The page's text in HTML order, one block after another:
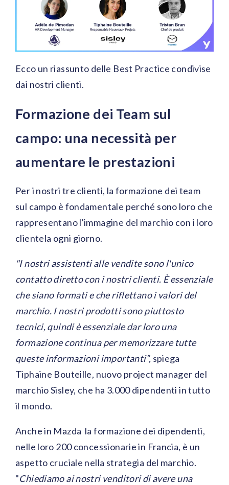
Ecco un riassunto delle Best Practice condivise
dai nostri clienti.
Formazione dei Team sul
campo: una necessità per
aumentare le prestazioni
Per i nostri tre clienti, la formazione dei team
sul campo è fondamentale perché sono loro che
rappresentano l'immagine del marchio con i loro
clientela ogni giorno.
"I nostri assistenti alle vendite sono l'unico
contatto diretto con i nostri clienti. È essenziale
che siano formati e che riflettano i valori del
marchio. I nostri prodotti sono piuttosto
tecnici, quindi è essenziale dar loro una
formazione continua per memorizzare tutte
queste informazioni importanti”, spiega
Tiphaine Bouteille, nuovo project manager del
marchio Sisley, che ha 3.000 dipendenti in tutto
il mondo.
Anche in Mazda la formazione dei dipendenti,
nelle loro 200 concessionarie in Francia, è un
aspetto cruciale nella strategia del marchio.
"Chiediamo ai nostri venditori di avere una